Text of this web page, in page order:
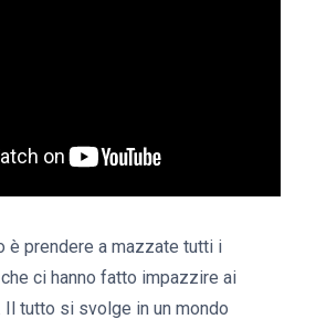
è prendere a mazzate tutti i
ci hanno fatto impazzire ai
tutto si svolge in un mondo